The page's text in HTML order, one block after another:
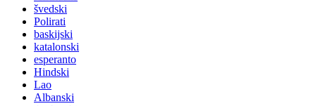
švedski
Polirati
baskijski
katalonski
esperanto
Hindski
Lao
Albanski